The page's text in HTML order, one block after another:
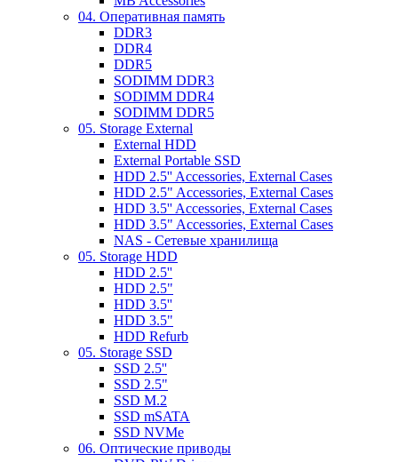
04. Оперативная память
DDR3
DDR4
DDR5
SODIMM DDR3
SODIMM DDR4
SODIMM DDR5
05. Storage External
External HDD
External Portable SSD
HDD 2.5'' Accessories, External Cases
HDD 2.5" Accessories, External Cases
HDD 3.5'' Accessories, External Cases
HDD 3.5" Accessories, External Cases
NAS - Сетевые хранилища
05. Storage HDD
HDD 2.5''
HDD 2.5"
HDD 3.5''
HDD 3.5"
HDD Refurb
05. Storage SSD
SSD 2.5''
SSD 2.5"
SSD M.2
SSD mSATA
SSD NVMe
06. Оптические приводы